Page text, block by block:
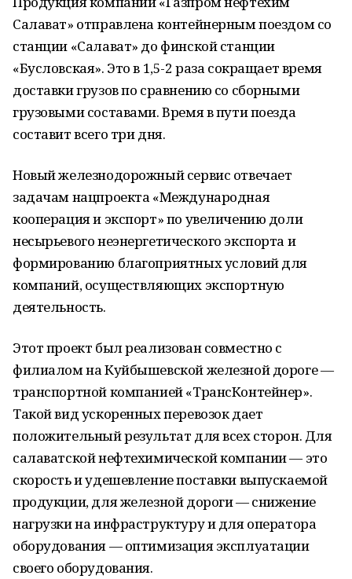
Салават» отправлена контейнерным поездом со
станции «Салават» до финской станции
«Бусловская». Это в 1,5-2 раза сокращает время
доставки грузов по сравнению со сборными
грузовыми составами. Время в пути поезда
составит всего три дня.
Новый железнодорожный сервис отвечает
задачам нацпроекта «Международная
кооперация и экспорт» по увеличению доли
несырьевого неэнергетического экспорта и
формированию благоприятных условий для
компаний, осуществляющих экспортную
деятельность.
Этот проект был реализован совместно с
филиалом на Куйбышевской железной дороге —
транспортной компанией «ТрансКонтейнер».
Такой вид ускоренных перевозок дает
положительный результат для всех сторон. Для
салаватской нефтехимической компании — это
скорость и удешевление поставки выпускаемой
продукции, для железной дороги — снижение
нагрузки на инфраструктуру и для оператора
оборудования — оптимизация эксплуатации
своего оборудования.